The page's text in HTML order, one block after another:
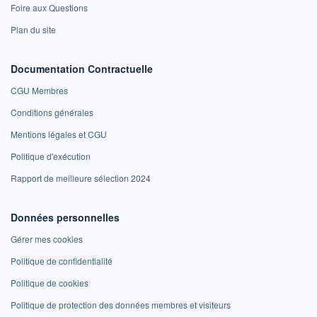
Foire aux Questions
Plan du site
Documentation Contractuelle
CGU Membres
Conditions générales
Mentions légales et CGU
Politique d'exécution
Rapport de meilleure sélection 2024
Données personnelles
Gérer mes cookies
Politique de confidentialité
Politique de cookies
Politique de protection des données membres et visiteurs